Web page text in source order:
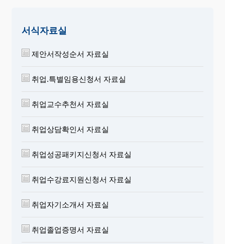
서식자료실
제안서작성순서 자료실
취업.특별임용신청서 자료실
취업교수추천서 자료실
취업상담확인서 자료실
취업성공패키지신청서 자료실
취업수강료지원신청서 자료실
취업자기소개서 자료실
취업졸업증명서 자료실